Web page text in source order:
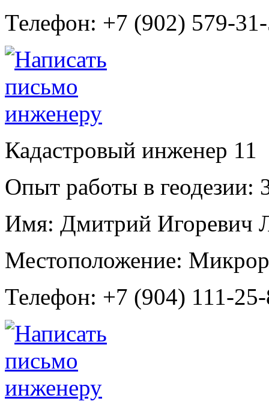
Телефон: +7 (902) 579-
Кадастровый инженер 11
Опыт работы в геодезии:
Имя: Дмитрий Игоревич
Местоположение:
Телефон: +7 (904) 111-